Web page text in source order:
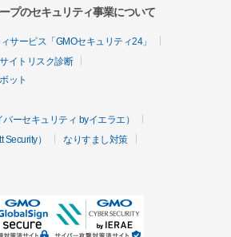
プのセキュリティ事業について
サービス「GMOセキュリティ24」
イトリスク診断
ット
ーセキュリティ byイエラエ）
）
なりすまし対策